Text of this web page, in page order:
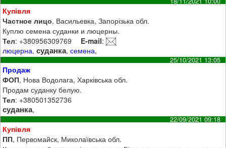
Купівля
Частное лицо, Васильевка, Запорізька обл.
Куплю семена суданки и люцерны.
Тел: +380956309769 E-mail:
люцерна,суданка,семена,
25/10/2021 13:05
Продаж
ФОП, Нова Водолага, Харківська обл.
Продам суданку белую.
Тел: +380501352736
суданка,
22/09/2021 09:18
Купівля
ПП, Первомайск, Миколаївська обл.